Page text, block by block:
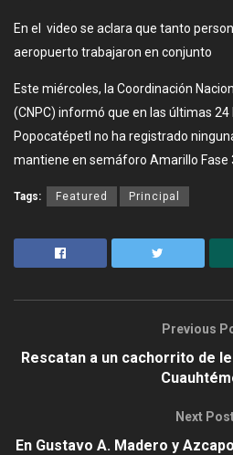
En el video se aclara que tanto
aeropuerto trabajaron en conjunto
Este miércoles, la Coordinación
(CNPC) informó que en las últimas 24
Popocatépetl no ha registrado
mantiene en semáforo Amarillo Fase
Tags: Featured Principal
Previous
Rescatan a un cachorrito de
Next
En Gustavo A. Madero y